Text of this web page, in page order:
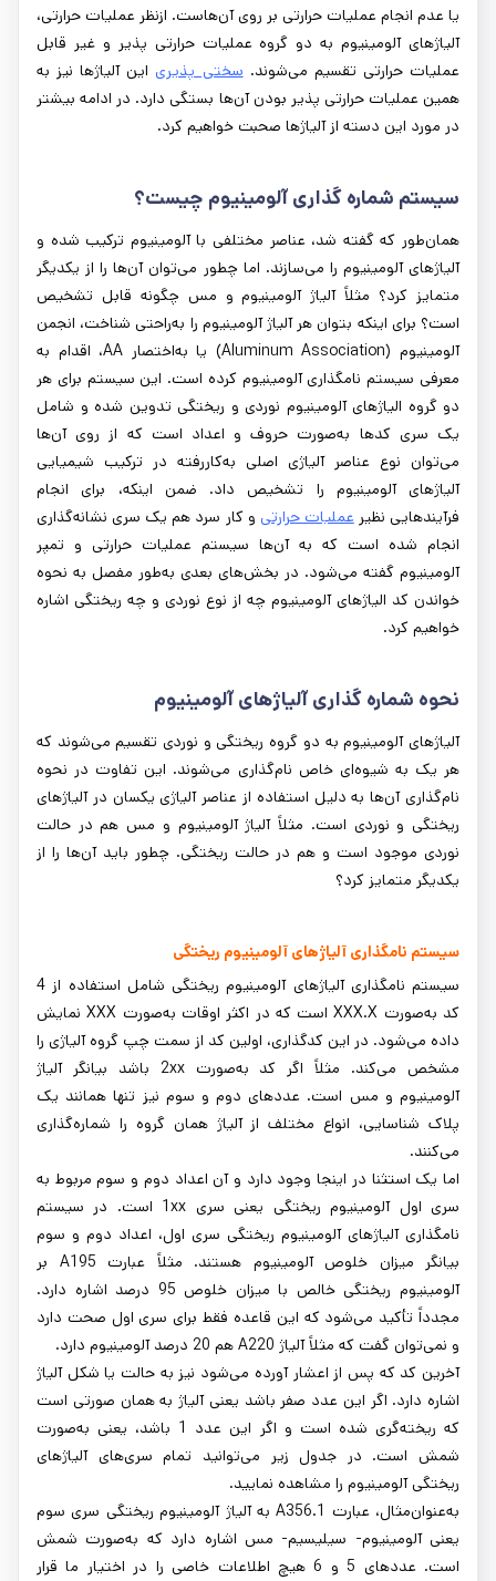
یا عدم انجام عملیات حرارتی بر روی آن‌هاست. ازنظر عملیات حرارتی،
آلیاژهای آلومینیوم به دو گروه عملیات حرارتی پذیر و غیر قابل
عملیات حرارتی تقسیم می‌شوند.سختی پذیری این آلیاژها نیز به
همین عملیات حرارتی پذیر بودن آن‌ها بستگی دارد. در ادامه بیشتر
در مورد این دسته از آلیاژها صحبت خواهیم کرد.
سیستم شماره گذاری آلومینیوم چیست؟
همان‌طور که گفته شد، عناصر مختلفی با آلومینیوم ترکیب شده و
آلیاژهای آلومینیوم را می‌سازند. اما چطور می‌توان آن‌ها را از یکدیگر
متمایز کرد؟ مثلاً آلیاژ آلومینیوم و مس چگونه قابل تشخیص
است؟ برای اینکه بتوان هر آلیاژ آلومینیوم را به‌راحتی شناخت، انجمن
آلومینیوم (Aluminum Association) یا به‌اختصار AA، اقدام به
معرفی سیستم نامگذاری آلومینیوم کرده است. این سیستم برای هر
دو گروه الیاژهای آلومینیوم نوردی و ریختگی تدوین شده و شامل
یک سری کدها به‌صورت حروف و اعداد است که از روی آن‌ها
می‌توان نوع عناصر آلیاژی اصلی به‌کاررفته در ترکیب شیمیایی
آلیاژهای آلومینیوم را تشخیص داد. ضمن اینکه، برای انجام
فرآیندهایی نظیرعملیات حرارتی و کار سرد هم یک سری نشانه‌گذاری
انجام شده است که به آن‌ها سیستم عملیات حرارتی و تمپر
آلومینیوم گفته می‌شود. در بخش‌های بعدی به‌طور مفصل به نحوه
خواندن کد الیاژهای آلومینیوم چه از نوع نوردی و چه ریختگی اشاره
خواهیم کرد.
نحوه شماره گذاری آلیاژهای آلومینیوم
آلیاژهای آلومینیوم به دو گروه ریختگی و نوردی تقسیم می‌شوند که
هر یک به شیوه‌ای خاص نام‌گذاری می‌شوند. این تفاوت در نحوه
نام‌گذاری آن‌ها به دلیل استفاده از عناصر آلیاژی یکسان در آلیاژهای
ریختگی و نوردی است. مثلاً آلیاژ آلومینیوم و مس هم در حالت
نوردی موجود است و هم در حالت ریختگی. چطور باید آن‌ها را از
یکدیگر متمایز کرد؟
سیستم نامگذاری آلیاژهای آلومینیوم ریختگی
سیستم نامگذاری آلیاژهای آلومینیوم ریختگی شامل استفاده از 4
کد به‌صورت XXX.X است که در اکثر اوقات به‌صورت XXX نمایش
داده می‌شود. در این کدگذاری، اولین کد از سمت چپ گروه آلیاژی را
مشخص می‌کند. مثلاً اگر کد به‌صورت 2xx باشد بیانگر آلیاژ
آلومینیوم و مس است. عددهای دوم و سوم نیز تنها همانند یک
پلاک شناسایی، انواع مختلف از آلیاژ همان گروه را شماره‌گذاری
می‌کنند.
اما یک استثنا در اینجا وجود دارد و آن اعداد دوم و سوم مربوط به
سری اول آلومینیوم ریختگی یعنی سری 1xx است. در سیستم
نامگذاری آلیاژهای آلومینیوم ریختگی سری اول، اعداد دوم و سوم
بیانگر میزان خلوص آلومینیوم هستند. مثلاً عبارت A195 بر
آلومینیوم ریختگی خالص با میزان خلوص 95 درصد اشاره دارد.
مجدداً تأکید می‌شود که این قاعده فقط برای سری اول صحت دارد
و نمی‌توان گفت که مثلاً آلیاژ A220 هم 20 درصد آلومینیوم دارد.
آخرین کد که پس از اعشار آورده می‌شود نیز به حالت یا شکل آلیاژ
اشاره دارد. اگر این عدد صفر باشد یعنی آلیاژ به همان صورتی است
که ریخته‌گری شده است و اگر این عدد 1 باشد، یعنی به‌صورت
شمش است. در جدول زیر می‌توانید تمام سری‌های آلیاژهای
ریختگی آلومینیوم را مشاهده نمایید.
به‌عنوان‌مثال، عبارت A356.1 به آلیاژ آلومینیوم ریختگی سری سوم
یعنی آلومینیوم- سیلیسیم- مس اشاره دارد که به‌صورت شمش
است. عددهای 5 و 6 هیچ اطلاعات خاصی را در اختیار ما قرار